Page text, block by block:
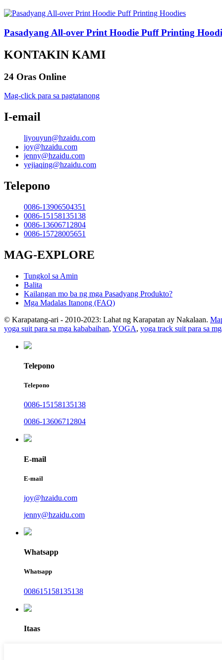
Pasadyang All-over Print Hoodie Puff Printing
KONTAKIN KAMI
24 Oras Online
Mag-click para sa pagtatanong
I-email
liyouyun@hzaidu.com
joy@hzaidu.com
jenny@hzaidu.com
yejiaqing@hzaidu.com
Telepono
0086-13906504351
0086-15158135138
0086-13606712804
0086-15728005651
MAG-EXPLORE
Tungkol sa Amin
Balita
Kailangan mo ba ng mga Pasadyang Produkto?
Mga Madalas Itanong (FAQ)
© Karapatang-ari - 2010-2023: Lahat ng Karapatan ay Nakalaan.
yoga suit para sa mga kababaihan, YOGA, yoga track suit para sa
Telepono
Telepono
0086-15158135138
0086-13606712804
E-mail
E-mail
joy@hzaidu.com
jenny@hzaidu.com
Whatsapp
Whatsapp
008615158135138
Itaas